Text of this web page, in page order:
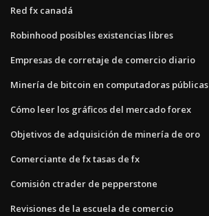
Red fx canadá
Robinhood posibles existencias libres
Empresas de corretaje de comercio diario
Minería de bitcoin en computadoras públicas
Cómo leer los gráficos del mercado forex
Objetivos de adquisición de minería de oro
Comerciante de fx tasas de fx
Comisión ctrader de pepperstone
Revisiones de la escuela de comercio